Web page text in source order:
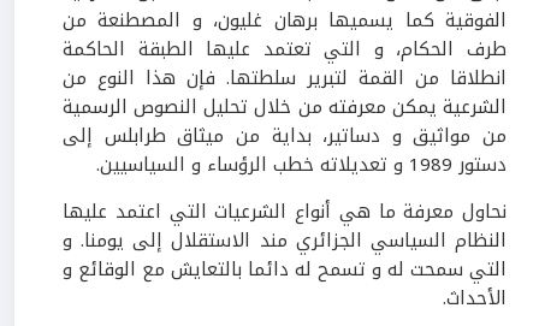
الفوقية كما يسميها برهان غليون، و المصطنعة من
طرف الحكام، و التي تعتمد عليها الطبقة الحاكمة
انطلاقا من القمة لتبرير سلطتها. فإن هذا النوع من
الشرعية يمكن معرفته من خلال تحليل النصوص الرسمية
من مواثيق و دساتير، بداية من ميثاق طرابلس إلى
دستور 1989 و تعديلاته خطب الرؤساء و السياسيين.
نحاول معرفة ما هي أنواع الشرعيات التي اعتمد عليها
النظام السياسي الجزائري مند الاستقلال إلى يومنا. و
التي سمحت له و تسمح له دائما بالتعايش مع الوقائع و
الأحداث.